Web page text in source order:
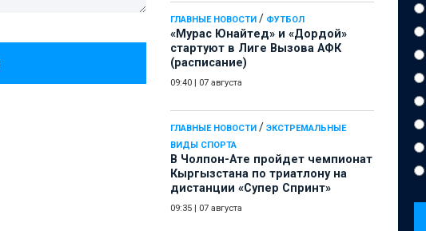
ГЛАВНЫЕ НОВОСТИ / ФУТБОЛ
«Мурас Юнайтед» и «Дордой»
стартуют в Лиге Вызова АФК
(расписание)
09:40 07 августа
ГЛАВНЫЕ НОВОСТИ / ЭКСТРЕМАЛЬНЫЕ
ВИДЫ СПОРТА
В Чолпон-Ате пройдет чемпионат
Кыргызстана по триатлону на
дистанции «Супер Спринт»
09:35 07 августа